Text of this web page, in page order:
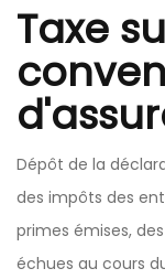
Taxe
Dépôt de la
des impôts des
primes émises,
échues au cours